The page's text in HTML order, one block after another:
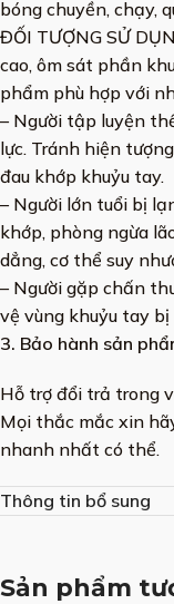
bóng chuyền, chạy,
ĐỐI TƯỢNG SỬ
cao, ôm sát phần
phẩm phù hợp với
– Người tập luyện
lực. Tránh hiện
đau khớp khuỷu tay.
– Người lớn tuổi bị
khớp, phòng ngừa
dẳng, cơ thể suy
– Người gặp chấn
vệ vùng khuỷu tay
3. Bảo hành sản
Hỗ trợ đổi trả trong
Mọi thắc mắc xin
nhanh nhất có thể.
Thông tin bổ sung
Sản phẩm